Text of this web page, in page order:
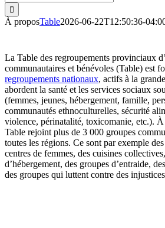
À proposTable2026-06-22T12:50:36-
La Table des regroupements provinciaux
communautaires et bénévoles (Table) est
regroupements nationaux, actifs à la
abordent la santé et les services sociaux
(femmes, jeunes, hébergement, famille,
communautés ethnoculturelles, sécurité
violence, périnatalité, toxicomanie, etc.). À
Table rejoint plus de 3 000 groupes
toutes les régions. Ce sont par exemple
centres de femmes, des cuisines
d’hébergement, des groupes d’entraide,
des groupes qui luttent contre des